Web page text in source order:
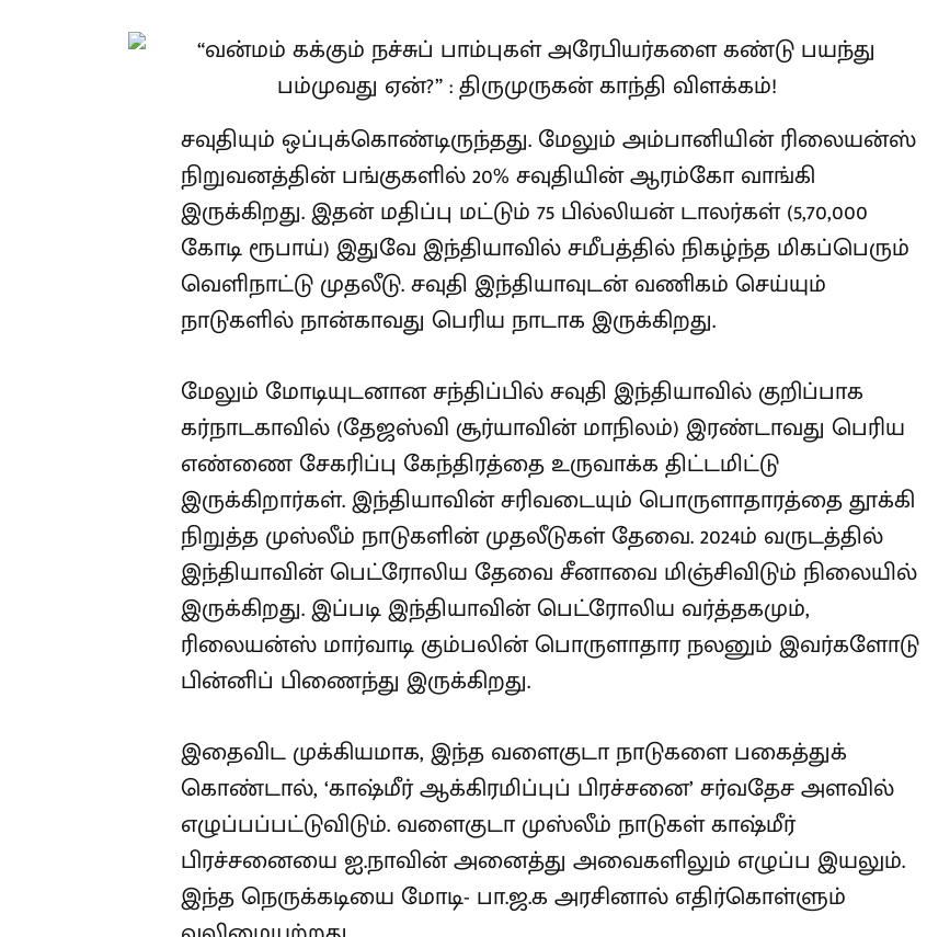
சவுதியும் ஒப்புக்கொண்டிருந்தது. மேலும் அம்பானியின் ரிலையன்ஸ்
நிறுவனத்தின் பங்குகளில் 20% சவுதியின் ஆரம்கோ வாங்கி
இருக்கிறது. இதன் மதிப்பு மட்டும் 75 பில்லியன் டாலர்கள் (5,70,000
கோடி ரூபாய்) இதுவே இந்தியாவில் சமீபத்தில் நிகழ்ந்த மிகப்பெரும்
வெளிநாட்டு முதலீடு. சவுதி இந்தியாவுடன் வணிகம் செய்யும்
நாடுகளில் நான்காவது பெரிய நாடாக இருக்கிறது.
மேலும் மோடியுடனான சந்திப்பில் சவுதி இந்தியாவில் குறிப்பாக
கர்நாடகாவில் (தேஜஸ்வி சூர்யாவின் மாநிலம்) இரண்டாவது பெரிய
எண்ணை சேகரிப்பு கேந்திரத்தை உருவாக்க திட்டமிட்டு
இருக்கிறார்கள். இந்தியாவின் சரிவடையும் பொருளாதாரத்தை தூக்கி
நிறுத்த முஸ்லீம் நாடுகளின் முதலீடுகள் தேவை. 2024ம் வருடத்தில்
இந்தியாவின் பெட்ரோலிய தேவை சீனாவை மிஞ்சிவிடும் நிலையில்
இருக்கிறது. இப்படி இந்தியாவின் பெட்ரோலிய வர்த்தகமும்,
ரிலையன்ஸ் மார்வாடி கும்பலின் பொருளாதார நலனும் இவர்களோடு
பின்னிப் பிணைந்து இருக்கிறது.
இதைவிட முக்கியமாக, இந்த வளைகுடா நாடுகளை பகைத்துக்
கொண்டால், ‘காஷ்மீர் ஆக்கிரமிப்புப் பிரச்சனை’ சர்வதேச அளவில்
எழுப்பப்பட்டுவிடும். வளைகுடா முஸ்லீம் நாடுகள் காஷ்மீர்
பிரச்சனையை ஐ.நாவின் அனைத்து அவைகளிலும் எழுப்ப இயலும்.
இந்த நெருக்கடியை மோடி- பா.ஜ.க அரசினால் எதிர்கொள்ளும்